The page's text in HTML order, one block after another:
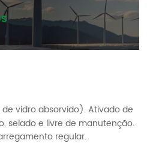
vidro absorvido). Ativado de
selado e livre de manutenção.
regular.